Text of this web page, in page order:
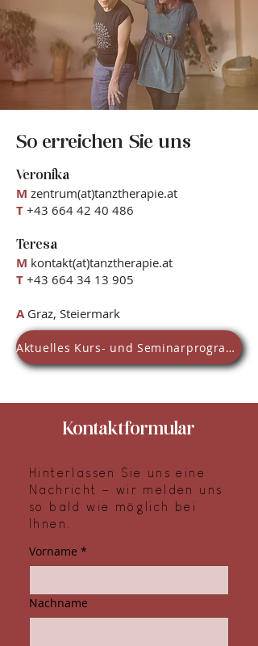
So erreichen Sie uns
Veronika
M zentrum(at)tanztherapie.at
T +43 664 42 40 486
Teresa
M kontakt(at)tanztherapie.at
T +43 664 34 13 905
A Graz, Steiermark
Aktuelles Kurs- und Seminarprogramm
Kontaktformular
Hinterlassen Sie uns eine
Nachricht – wir melden uns
so bald wie möglich bei
Ihnen.
Vorname *
Nachname